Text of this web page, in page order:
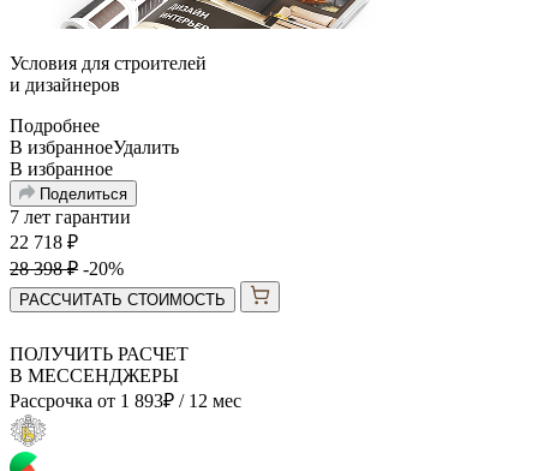
Условия для строителей
и дизайнеров
Подробнее
В избранноеУдалить
В избранное
Поделиться
7 лет гарантии
22 718 ₽
28 398₽ -20%
РАССЧИТАТЬ СТОИМОСТЬ
ПОЛУЧИТЬ РАСЧЕТ
В МЕССЕНДЖЕРЫ
Рассрочка от 1 893₽ / 12 мес